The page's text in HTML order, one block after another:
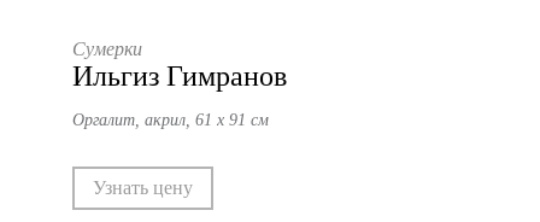
Сумерки
Ильгиз Гимранов
Оргалит, акрил, 61 х 91 см
Узнать цену